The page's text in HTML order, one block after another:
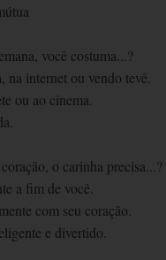
você costuma...?
na internet ou vendo tevê.
ou ao cinema.
o carinha precisa...?
a fim de você.
com seu coração.
e divertido.